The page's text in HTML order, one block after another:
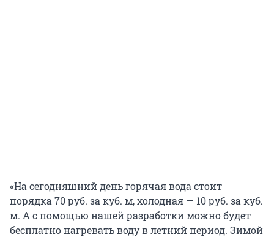
«На сегодняшний день горячая вода стоит
порядка 70 руб. за куб. м, холодная — 10 руб. за куб.
м. А с помощью нашей разработки можно будет
бесплатно нагревать воду в летний период. Зимой